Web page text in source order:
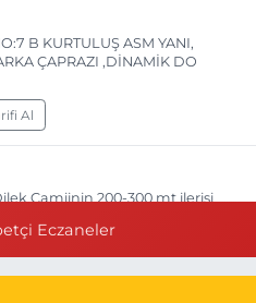
B KURTULUŞ ASM YANI,
ÇAPRAZI ,DİNAMİK DO
Al
Camiinin 200-300 mt ilerisi
Eczaneler